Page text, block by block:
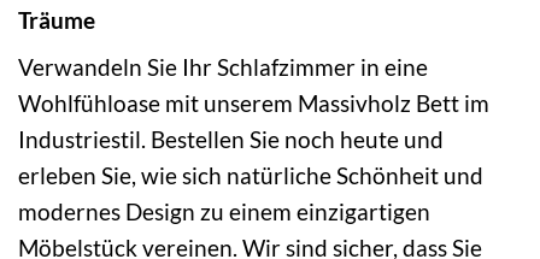
Träume
Verwandeln Sie Ihr Schlafzimmer in eine
Wohlfühloase mit unserem Massivholz Bett im
Industriestil. Bestellen Sie noch heute und
erleben Sie, wie sich natürliche Schönheit und
modernes Design zu einem einzigartigen
Möbelstück vereinen. Wir sind sicher, dass Sie